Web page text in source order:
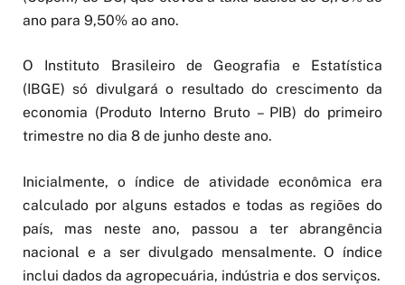
ano para 9,50% ao ano.
O Instituto Brasileiro de Geografia e Estatística
(IBGE) só divulgará o resultado do crescimento da
economia (Produto Interno Bruto – PIB) do primeiro
trimestre no dia 8 de junho deste ano.
Inicialmente, o índice de atividade econômica era
calculado por alguns estados e todas as regiões do
país, mas neste ano, passou a ter abrangência
nacional e a ser divulgado mensalmente. O índice
inclui dados da agropecuária, indústria e dos serviços.